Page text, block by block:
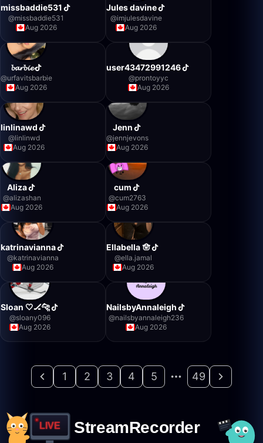
missbaddie531
@missbaddie531
Aug 2026
Jules davine
@imjulesdavine
Aug 2026
𝓫𝓪𝓻𝓫𝓲𝓮
@urfavitsbarbie
Aug 2026
user43472991246
@prontoyyc
Aug 2026
linlinawd
@linlinwd
Aug 2026
Jenn
@jennjevons
Aug 2026
Aliza
@alizashan
Aug 2026
cum
@cum2763
Aug 2026
katrinavianna
@katrinavianna
Aug 2026
Ellabella 🪬
@ella.jamal
Aug 2026
Sloan 🤍🏒🐆
@sloany096
Aug 2026
NailsbyAnnaleigh
@nailsbyannaleigh236
Aug 2026
1 2 3 4 5 49